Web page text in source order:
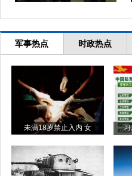
军事热点 时政热点
未满18岁禁止入内 女